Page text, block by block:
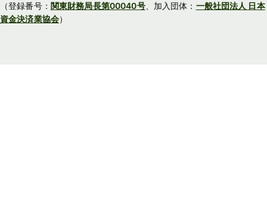
（登録番号： 関東財務局長第00040号、加入団体： 一般社団法人 日本
資金決済業協会）